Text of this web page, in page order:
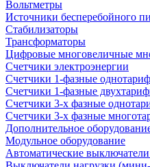
Вольтметры
Источники бесперебойного
Стабилизаторы
Трансформаторы
Цифровые многовеличные
Счетчики электроэнергии
Счетчики 1-фазные
Счетчики 1-фазные
Счетчики 3-х фазные
Счетчики 3-х фазные
Дополнительное
Модульное оборудование
Автоматические